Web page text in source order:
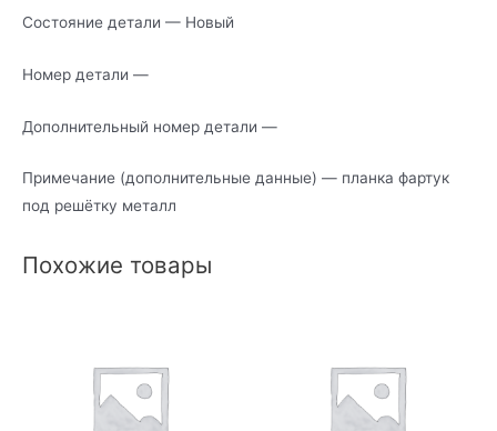
Состояние детали — Новый
Номер детали —
Дополнительный номер детали —
Примечание (дополнительные данные) — планка фартук
под решётку металл
Похожие товары